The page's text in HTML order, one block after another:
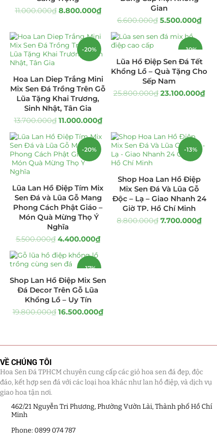
Hoa Cưới Sen Đá
Hoa Khai Trương Sen Đá
Hoa Sinh Nhật Sen Đá (340)
Lẵng Hoa Sen Đá
Tiểu Cảnh Sen Đá
Tranh Sen Đá 3D
Uncategorized
11.000.000₫ 8.800.000₫
Gian
6.600.000₫ 5.500.000₫
-20%
Hoa Lan Diep Trắng Mini
Mix Sen Đá Trồng Trên Gỗ
Lũa Tặng Khai Trương,
Sinh Nhật, Tân Gia
13.700.000₫ 11.000.000₫
-10%
Lũa Hồ Điệp Sen Đá Tết
Khổng Lồ – Quà Tặng Cho
Sếp Nam
25.800.000₫ 23.100.000₫
-20%
Lũa Lan Hồ Điệp Tím Mix
Sen Đá và Lũa Gỗ Mang
Phong Cách Phật Giáo –
Món Quà Mừng Thọ Ý
Nghĩa
5.500.000₫ 4.400.000₫
-13%
Shop Hoa Lan Hồ Điệp
Mix Sen Đá Và Lũa Gỗ
Độc – Lạ – Giao Nhanh 24
Giờ TP. Hồ Chí Minh
8.800.000₫ 7.700.000₫
-17%
Shop Lan Hồ Điệp Mix Sen
Đá Decor Trên Gỗ Lũa
Khổng Lồ – Uy Tín
19.800.000₫ 16.500.000₫
VỀ CHÚNG TÔI
Hoa Sen Đá TPHCM chuyên cung cấp các giỏ hoa sen đá đẹp, độc
đáo, kết hợp sen đá với các loại hoa khác như lan hồ điệp, và dịch vụ
giao hoa tận nơi.
462/21 Nguyễn Tri Phương, Phường Vườn Lài, Thành phố Hồ Chí
Minh
Phone: 0899 074 787